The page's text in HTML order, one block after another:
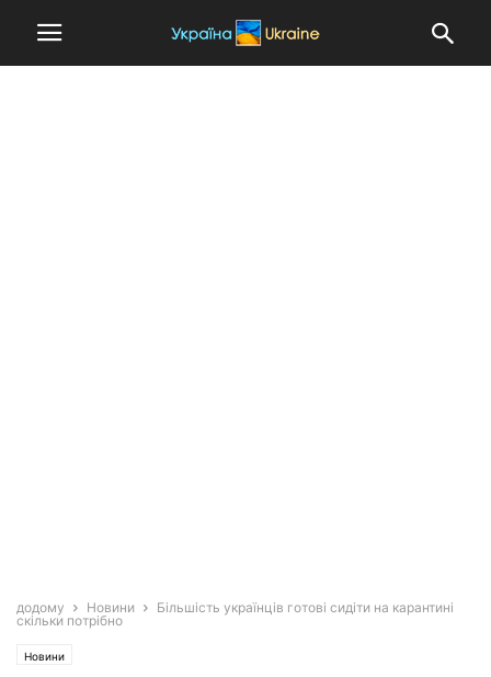
додому Новини
Більшість українців готові сидіти на карантині
скільки потрібно
Новини